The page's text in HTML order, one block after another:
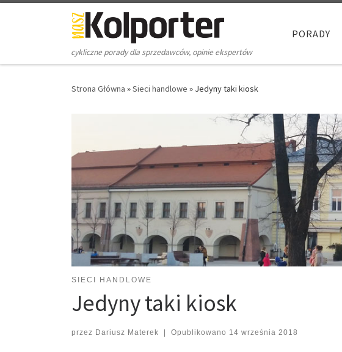
Skip to content
cykliczne porady dla sprzedawców, opinie ekspertów
PORADY
Strona Główna »Sieci handlowe » Jedyny taki kiosk
SIECI HANDLOWE
Jedyny taki kiosk
przez Dariusz Materek | Opublikowano 14 września 2018